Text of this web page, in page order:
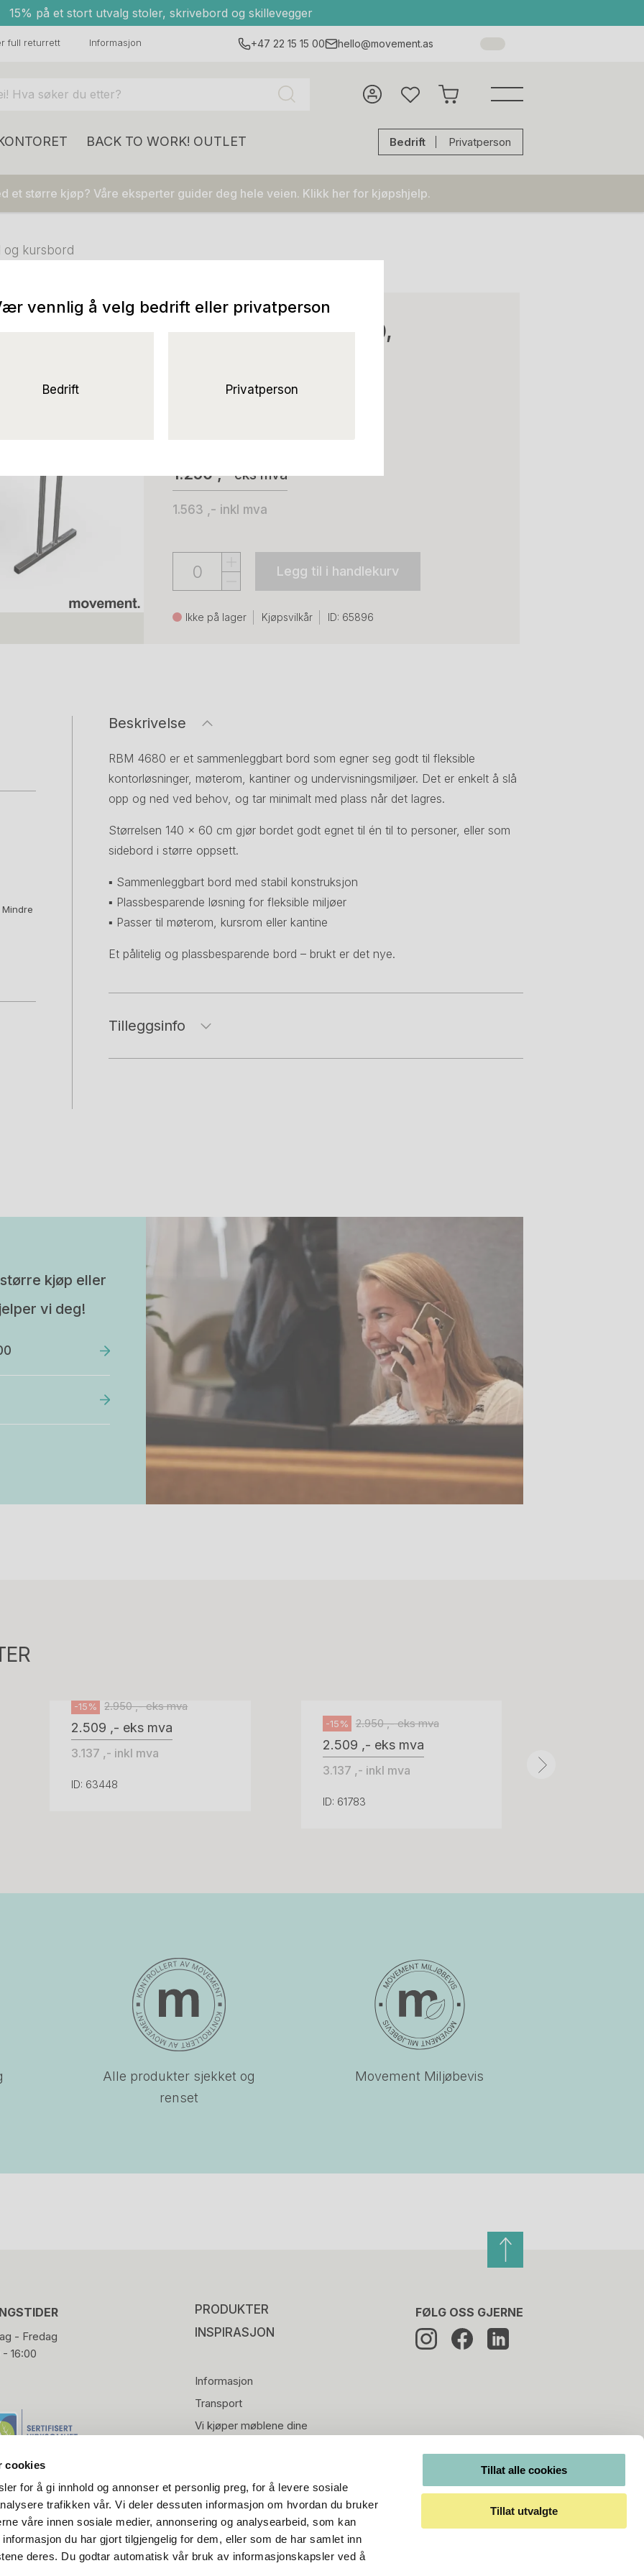
cookies
for å gi innhold og annonser et personlig preg, for å levere sosiale
trafikken vår. Vi deler dessuten informasjon om hvordan du bruker
våre innen sosiale medier, annonsering og analysearbeid, som kan
du har gjort tilgjengelig for dem, eller som de har samlet inn
deres. Du godtar automatisk vår bruk av informasjonskapsler ved å
Tillat alle cookies
Tillat utvalgte
15% på et stort utvalg stoler, skrivebord og skillevegger
full returrett Informasjon +47 22 15 15 00 hello@movement.as
BACK TO WORK! OUTLET Bedrift Privatperson
et større kjøp? Våre eksperter guider deg hele veien. Klikk her for kjøpshjelp.
og kursbord
Solgt!Klappbord 4680,
laminat, Pent brukt
1.250 ,-eks mva
1.563 ,- inkl mva
Legg til i handlekurv
Ikke på lager Kjøpsvilkår ID: 65896
Beskrivelse
RBM 4680 er et sammenleggbart bord som egner seg godt til fleksible
kontorløsninger, møterom, kantiner og undervisningsmiljøer. Det er enkelt å slå
opp og ned ved behov, og tar minimalt med plass når det lagres.
Størrelsen 140 × 60 cm gjør bordet godt egnet til én til to personer, eller som
sidebord i større oppsett.
▪ Sammenleggbart bord med stabil konstruksjon
▪ Plassbesparende løsning for fleksible miljøer
▪ Passer til møterom, kursrom eller kantine
Et pålitelig og plassbesparende bord – brukt er det nye.
Tilleggsinfo
kjøp eller
vi deg!
-15% 2.950 ,- eks mva
2.509 ,- eks mva
3.137 ,- inkl mva
ID: 63448
-15% 2.950 ,- eks mva
2.509 ,- eks mva
3.137 ,- inkl mva
ID: 61783
Alle produkter sjekket og
renset
Movement Miljøbevis
- Fredag
16:00
PRODUKTER
INSPIRASJON
Informasjon
Transport
Vi kjøper møblene dine
FØLG OSS GJERNE
vennlig å velg bedrift eller privatperson
Bedrift Privatperson